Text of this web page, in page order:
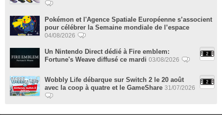
Pokémon et l'Agence Spatiale Européenne s’associent
pour célébrer la Semaine mondiale de l’espace
04/08/2026
Un Nintendo Direct dédié à Fire emblem:
Fortune's Weave diffusé ce mardi 03/08/2026
Wobbly Life débarque sur Switch 2 le 20 août
avec la coop à quatre et le GameShare 31/07/2026